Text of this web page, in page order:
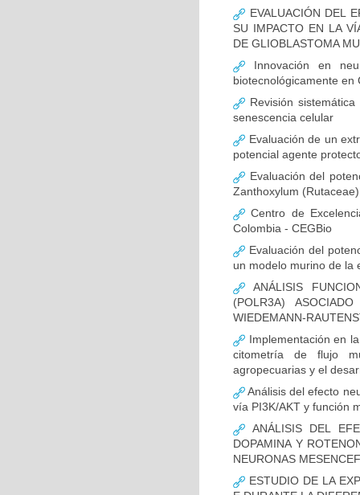
EVALUACIÓN DEL
SU IMPACTO EN LA
DE GLIOBLASTOMA
Innovación en
biotecnológicamente en
Revisión
senescencia celular
Evaluación de un
potencial agente
Evaluación del
Zanthoxylum
Centro de
Colombia - CEGBio
Evaluación del
un modelo murino de la
ANÁLISIS
(POLR3A)
WIEDEMANN-
Implementación en
citometría de flujo
agropecuarias y el
Análisis del efecto
vía PI3K/AKT y función
ANÁLISIS DEL
DOPAMINA Y
NEURONAS
ESTUDIO DE LA